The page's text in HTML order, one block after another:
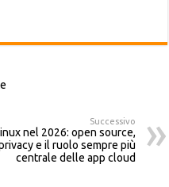
Successivo
nel 2026: open source,
e il ruolo sempre più
centrale delle app cloud